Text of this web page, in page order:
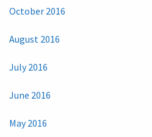
October 2016
August 2016
July 2016
June 2016
May 2016